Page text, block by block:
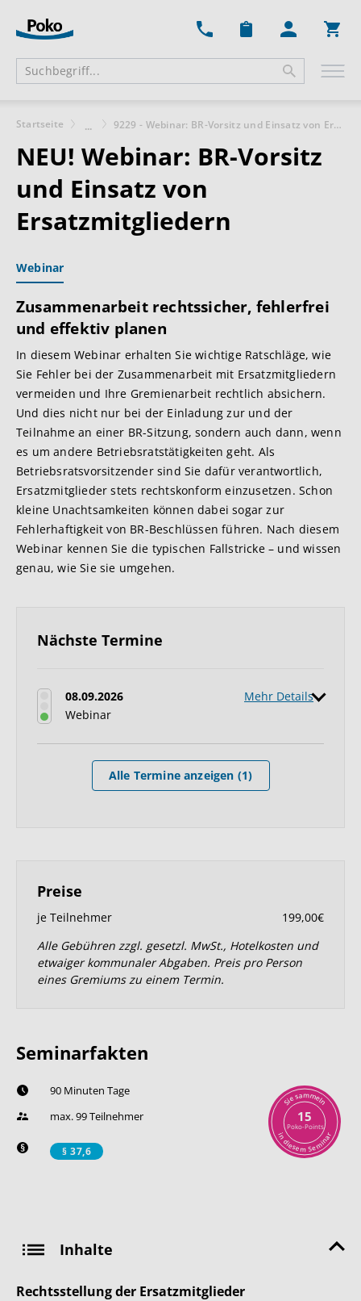
Startseite ... 9229 - Webinar: BR-Vorsitz und Einsatz von Ersatzmitgliedern
NEU! Webinar: BR-Vorsitz
und Einsatz von
Ersatzmitgliedern
Webinar
Zusammenarbeit rechtssicher, fehlerfrei
und effektiv planen
In diesem Webinar erhalten Sie wichtige Ratschläge, wie
Sie Fehler bei der Zusammenarbeit mit Ersatzmitgliedern
vermeiden und Ihre Gremienarbeit rechtlich absichern.
Und dies nicht nur bei der Einladung zur und der
Teilnahme an einer BR-Sitzung, sondern auch dann, wenn
es um andere Betriebsratstätigkeiten geht. Als
Betriebsratsvorsitzender sind Sie dafür verantwortlich,
Ersatzmitglieder stets rechtskonform einzusetzen. Schon
kleine Unachtsamkeiten können dabei sogar zur
Fehlerhaftigkeit von BR-Beschlüssen führen. Nach diesem
Webinar kennen Sie die typischen Fallstricke – und wissen
genau, wie Sie sie umgehen.
Inhalte
Rechtsstellung der Ersatzmitglieder
Nächste Termine
08.09.2026
Webinar
Mehr Details
Alle Termine anzeigen (1)
Preise
je Teilnehmer
199,00€
Alle Gebühren zzgl. gesetzl. MwSt., Hotelkosten und
etwaiger kommunaler Abgaben. Preis pro Person
eines Gremiums zu einem Termin.
Seminarfakten
90 Minuten Tage
max. 99 Teilnehmer
§ 37,6
i
n
d
iesemSemi
n
a
r
S
iesammel
n
15
Poko-Points